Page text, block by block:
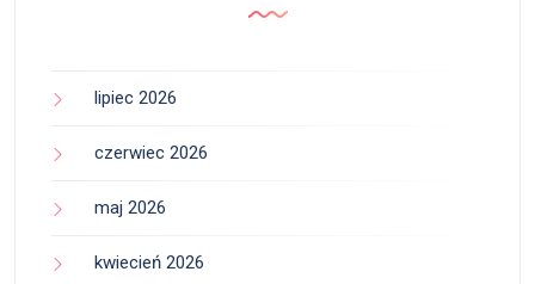
lipiec 2026
czerwiec 2026
maj 2026
kwiecień 2026